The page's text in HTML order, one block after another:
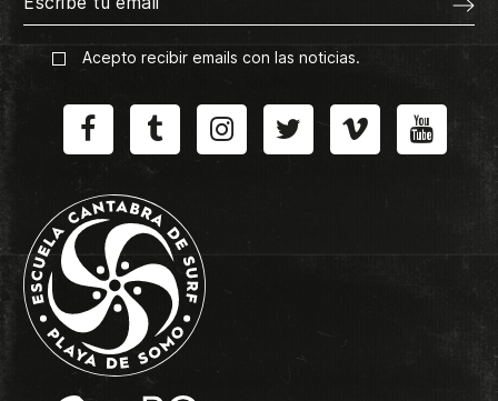
Acepto recibir emails con las noticias.